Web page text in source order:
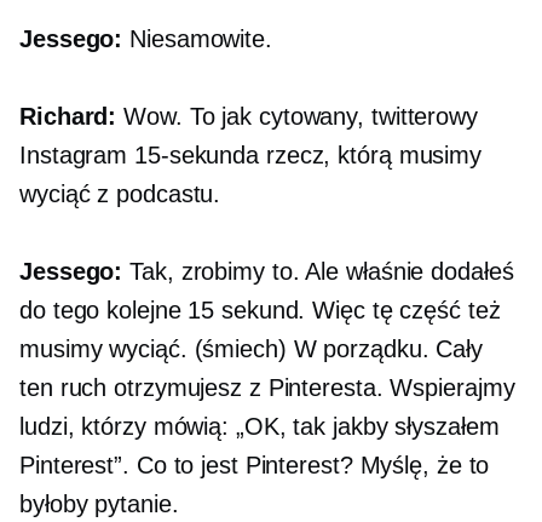
Jessego: Niesamowite.
Richard: Wow. To jak cytowany, twitterowy
Instagram 15-sekunda rzecz, którą musimy
wyciąć z podcastu.
Jessego: Tak, zrobimy to. Ale właśnie dodałeś
do tego kolejne 15 sekund. Więc tę część też
musimy wyciąć. (śmiech) W porządku. Cały
ten ruch otrzymujesz z Pinteresta. Wspierajmy
ludzi, którzy mówią: „OK, tak jakby słyszałem
Pinterest”. Co to jest Pinterest? Myślę, że to
byłoby pytanie.